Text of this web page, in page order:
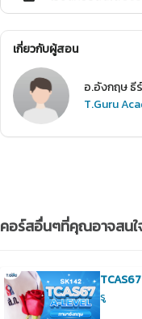
เกี่ยวกับผู้สอน
อ.อังกฤษ ธี
T.Guru
คอร์สอื่นๆที่คุณอาจสนใ
รู